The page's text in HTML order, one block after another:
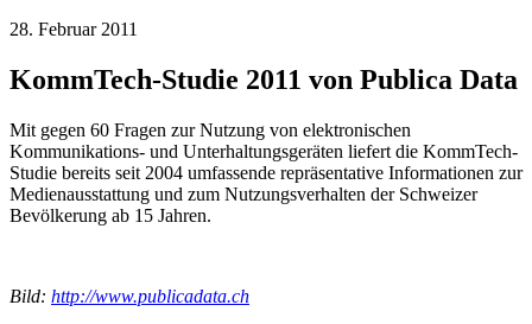
28. Februar 2011
KommTech-Studie 2011 von Publica Data
Mit gegen 60 Fragen zur Nutzung von elektronischen
Kommunikations- und Unterhaltungsgeräten liefert die KommTech-
Studie bereits seit 2004 umfassende repräsentative Informationen zur
Medienausstattung und zum Nutzungsverhalten der Schweizer
Bevölkerung ab 15 Jahren.
Bild: http://www.publicadata.ch